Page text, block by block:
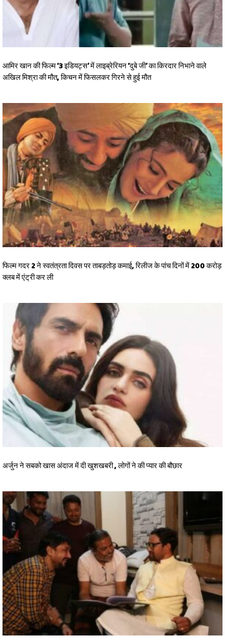
आमिर खान की फिल्म ‘3 इडियट्स’ में लाइब्रेरियन ‘दुबे जी’ का किरदार निभाने वाले
अखिल मिश्रा की मौत, किचन में फिसलकर गिरने से हुई मौत
फिल्म गदर 2 ने स्वतंत्रता दिवस पर ताबड़तोड़ कमाई, रिलीज के पांच दिनों में 200 करोड़
क्लब में एंट्री कर ली
अर्जुन ने सबको खास अंदाज में दी खुशखबरी , लोगों ने की प्यार की बौछार